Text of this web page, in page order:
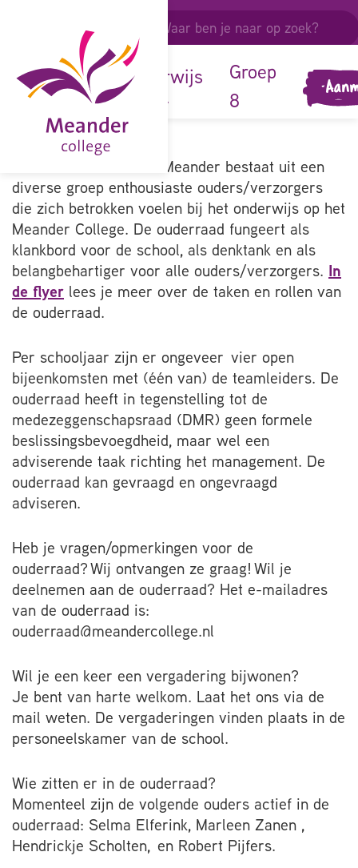
leerlingen
onze
school
onderwijs
Groep
8
De ouderraad van het Meander bestaat uit een
diverse groep enthousiaste ouders/verzorgers
die zich betrokken voelen bij het onderwijs op het
Meander College. De ouderraad fungeert als
klankbord voor de school, als denktank en als
belangbehartiger voor alle ouders/verzorgers. In
de flyer lees je meer over de taken en rollen van
de ouderraad.
Per schooljaar zijn er ongeveer vier open
bijeenkomsten met (één van) de teamleiders. De
ouderraad heeft in tegenstelling tot de
medezeggenschapsraad (DMR) geen formele
beslissingsbevoegdheid, maar wel een
adviserende taak richting het management. De
ouderraad kan gevraagd en ongevraagd
adviseren.
Heb je vragen/opmerkingen voor de
ouderraad? Wij ontvangen ze graag! Wil je
deelnemen aan de ouderraad? Het e-mailadres
van de ouderraad is:
ouderraad@meandercollege.nl
Wil je een keer een vergadering bijwonen?
Je bent van harte welkom. Laat het ons via de
mail weten. De vergaderingen vinden plaats in de
personeelskamer van de school.
Wie zitten er in de ouderraad?
Momenteel zijn de volgende ouders actief in de
ouderraad: Selma Elferink, Marleen Zanen ,
Hendrickje Scholten, en Robert Pijfers.